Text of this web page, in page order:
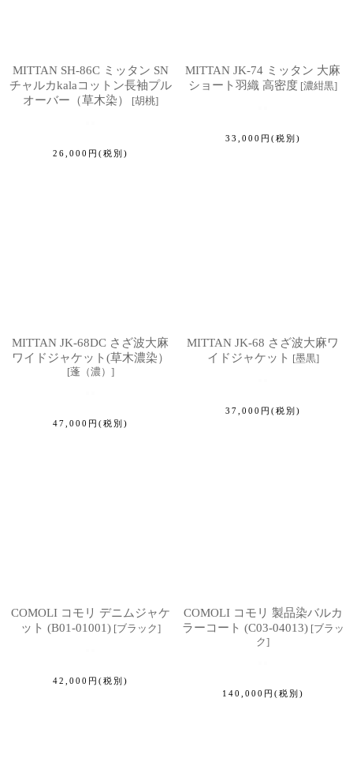
MITTAN SH-86C ミッタン SN
チャルカkalaコットン長袖プル
オーバー（草木染）
[胡桃]
26,000 円 (税別)
MITTAN JK-74 ミッタン 大麻
ショート羽織 高密度 [濃紺黒]
33,000 円 (税別)
MITTAN JK-68DC さざ波大麻
ワイドジャケット(草木濃染）
[蓬（濃） ]
47,000 円 (税別)
MITTAN JK-68 さざ波大麻ワ
イドジャケット [墨黒]
37,000 円 (税別)
COMOLI コモリ デニムジャケ
ット (B01-01001) [ブラック]
42,000 円 (税別)
COMOLI コモリ 製品染バルカ
ラーコート (C03-04013) [ブラッ
ク]
140,000 円 (税別)